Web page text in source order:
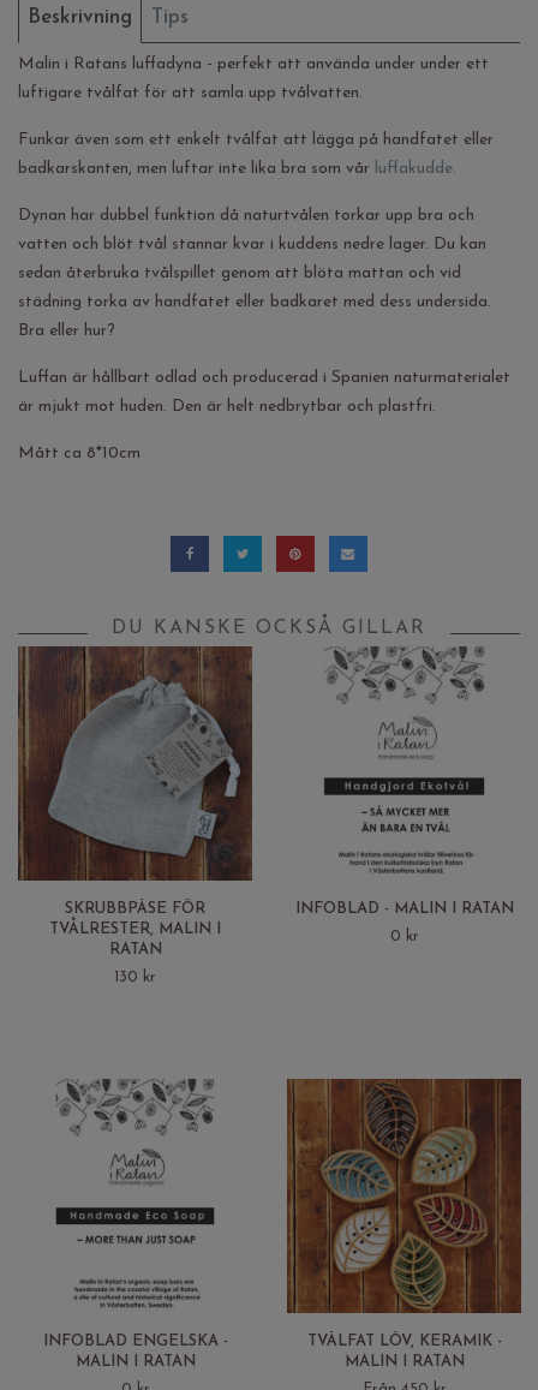
Beskrivning Tips
Malin i Ratans luffadyna - perfekt att använda under under ett
luftigare tvålfat för att samla upp tvålvatten.
Funkar även som ett enkelt tvålfat att lägga på handfatet eller
badkarskanten, men luftar inte lika bra som vår luffakudde.
Dynan har dubbel funktion då naturtvålen torkar upp bra och
vatten och blöt tvål stannar kvar i kuddens nedre lager. Du kan
sedan återbruka tvålspillet genom att blöta mattan och vid
städning torka av handfatet eller badkaret med dess undersida.
Bra eller hur?
Luffan är hållbart odlad och producerad i Spanien naturmaterialet
är mjukt mot huden. Den är helt nedbrytbar och plastfri.
Mått ca 8*10cm
DU KANSKE OCKSÅ GILLAR
SKRUBBPÅSE FÖR
TVÅLRESTER, MALIN I
RATAN
130 kr
INFOBLAD - MALIN I RATAN
0 kr
INFOBLAD ENGELSKA -
MALIN I RATAN
TVÅLFAT LÖV, KERAMIK -
MALIN I RATAN